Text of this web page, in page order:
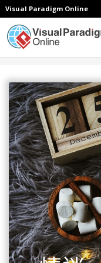
Visual Paradigm Online